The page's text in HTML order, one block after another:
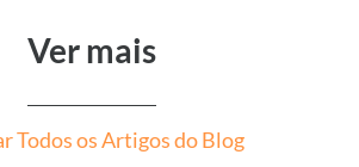
Ver mais
Todos os Artigos do Blog